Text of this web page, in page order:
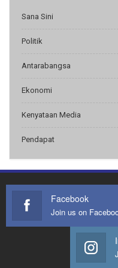
Sana Sini
Politik
Antarabangsa
Ekonomi
Kenyataan Media
Pendapat
Facebook
Join us on